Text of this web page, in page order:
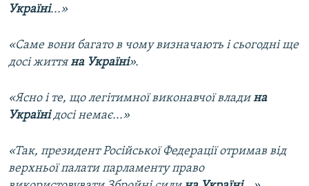
Україні...»
«Саме вони багато в чому визначають і сьогодні ще
досі життяна Україні».
«Ясно і те, що легітимної виконавчої владина
Українідосі немає...»
«Так, президент Російської Федерації отримав від
верхньої палати парламенту право